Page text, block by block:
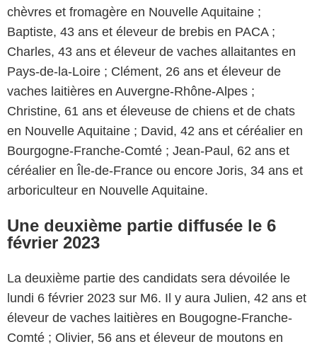
chèvres et fromagère en Nouvelle Aquitaine ;
Baptiste, 43 ans et éleveur de brebis en PACA ;
Charles, 43 ans et éleveur de vaches allaitantes en
Pays-de-la-Loire ; Clément, 26 ans et éleveur de
vaches laitières en Auvergne-Rhône-Alpes ;
Christine, 61 ans et éleveuse de chiens et de chats
en Nouvelle Aquitaine ; David, 42 ans et céréalier en
Bourgogne-Franche-Comté ; Jean-Paul, 62 ans et
céréalier en Île-de-France ou encore Joris, 34 ans et
arboriculteur en Nouvelle Aquitaine.
Une deuxième partie diffusée le 6
février 2023
La deuxième partie des candidats sera dévoilée le
lundi 6 février 2023 sur M6. Il y aura Julien, 42 ans et
éleveur de vaches laitières en Bougogne-Franche-
Comté ; Olivier, 56 ans et éleveur de moutons en